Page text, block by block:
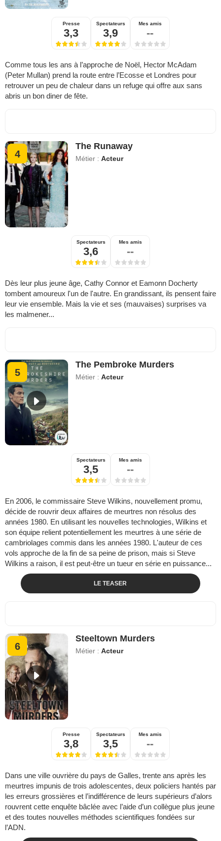
Presse
3,3
Spectateurs
3,9
Mes amis
--
Comme tous les ans à l’approche de Noël, Hector McAdam
(Peter Mullan) prend la route entre l’Ecosse et Londres pour
retrouver un peu de chaleur dans un refuge qui offre aux sans
abris un bon diner de fête.
4
The Runaway
Métier :Acteur
Spectateurs
3,6
Mes amis
--
Dès leur plus jeune âge, Cathy Connor et Eamonn Docherty
tombent amoureux l'un de l'autre. En grandissant, ils pensent faire
leur vie ensemble. Mais la vie et ses (mauvaises) surprises va
les malmener...
5
The Pembroke Murders
Métier :Acteur
Spectateurs
3,5
Mes amis
--
En 2006, le commissaire Steve Wilkins, nouvellement promu,
décide de rouvrir deux affaires de meurtres non résolus des
années 1980. En utilisant les nouvelles technologies, Wilkins et
son équipe relient potentiellement les meurtres à une série de
cambriolages commis dans les années 1980. L'auteur de ces
vols approche de la fin de sa peine de prison, mais si Steve
Wilkins a raison, il est peut-être un tueur en série en puissance...
LE TEASER
6
Steeltown Murders
Métier :Acteur
Presse
3,8
Spectateurs
3,5
Mes amis
--
Dans une ville ouvrière du pays de Galles, trente ans après les
meurtres impunis de trois adolescentes, deux policiers hantés par
les erreurs grossières et l’indifférence de leurs supérieurs d’alors
rouvrent cette enquête bâclée avec l’aide d’un collègue plus jeune
et des toutes nouvelles méthodes scientifiques fondées sur
l’ADN.